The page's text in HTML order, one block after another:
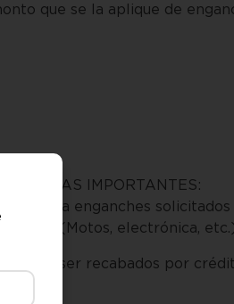
que se la aplique de
NOTAS IMPORTANTES:
para enganches
artículos (Motos, electrónica,
pueden ser recabados por